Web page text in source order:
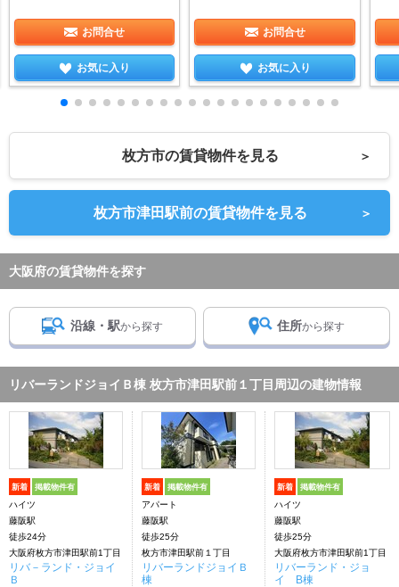
お問合せ
お気に入り
お問合せ
お気に入り
枚方市の賃貸物件を見る ＞
枚方市津田駅前の賃貸物件を見る ＞
大阪府の賃貸物件を探す
沿線・駅から探す 住所から探す
リバーランドジョイＢ棟 枚方市津田駅前１丁目周辺の建物情報
新着 掲載物件有
ハイツ
藤阪駅
徒歩24分
大阪府枚方市津田駅前1丁目
リバ－ランド・ジョイ
Ｂ
新着 掲載物件有
アパート
藤阪駅
徒歩25分
枚方市津田駅前１丁目
リバーランドジョイＢ
棟
新着 掲載物件有
ハイツ
藤阪駅
徒歩25分
大阪府枚方市津田駅前1丁目
リバーランド・ジョ
イ B棟